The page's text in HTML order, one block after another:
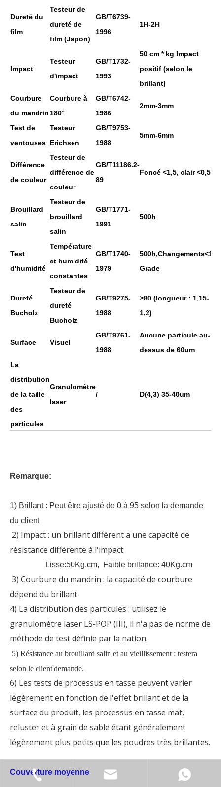
Dureté du
film
Testeur de
dureté de
film (Japon)
GB/T6739-
1996
1H-2H
Impact
Testeur
d'impact
GB/T1732-
1993
50 cm * kg Impact
positif (selon le
brillant)
Courbure
du mandrin
Courbure à
180°
GB/T6742-
1986
2mm-3mm
Test de
ventouses
Testeur
Erichsen
GB/T9753-
1988
5mm-6mm
Différence
de couleur
Testeur de
différence de
couleur
GB/T11186.2-
89
Foncé <1,5, clair <0,5
Brouillard
salin
Testeur de
brouillard
salin
GB/T1771-
1991
500h
Test
d'humidité
Température
et humidité
constantes
GB/T1740-
1979
500h,Changements<1
Grade
Dureté
Bucholz
Testeur de
dureté
Bucholz
GB/T9275-
1988
≥80 (longueur : 1,15-
1,2)
Surface Visuel
GB/T9761-
1988
Aucune particule au-
dessus de 60um
La
distribution
de la taille
des
particules
Granulomètre
laser
/ D(4,3) 35-40um
Remarque:
1) Brillant : Peut être ajusté de 0 à 95 selon la demande
du client
2) Impact : un brillant différent a une capacité de
résistance différente à l'impact
Lisse:50Kg.cm, Faible brillance: 40Kg.cm
3) Courbure du mandrin : la capacité de courbure
dépend du brillant
4) La distribution des particules : utilisez le
granulomètre laser LS-POP (III), il n'a pas de norme de
méthode de test définie par la nation.
5) Résistance au brouillard salin et au vieillissement : testera
selon le client'demande.
6) Les tests de processus en tasse peuvent varier
légèrement en fonction de l'effet brillant et de la
surface du produit, les processus en tasse mat,
reluster et à grain de sable étant généralement
légèrement plus petits que les poudres très brillantes.
Couverture moyenne